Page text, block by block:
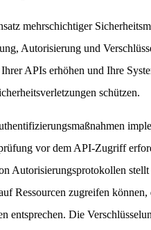
mehrschichtiger
Autorisierung und
APIs erhöhen und Ihre
schützen.
vor dem API-Zugriff
Autorisierungsprotokollen stellt
Ressourcen zugreifen können,
entsprechen. Die